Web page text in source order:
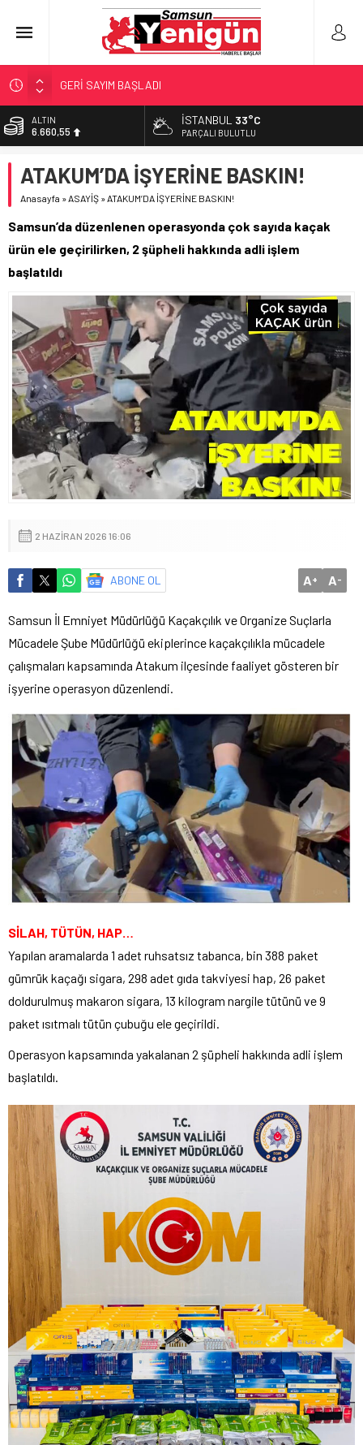
GERİ SAYIM BAŞLADI
SAMSUNSPOR’DA HEDEF 5’İNCİLİK!
‘BAFRA’YA YATIRIM YAPIN!’
YÖNETİCİ SEÇERKEN YAPILAN EN BÜYÜK HATALAR
BİST
13.779,39
47,7111
EURO
6.660,55
İSTANBUL 33°C
PARÇALI BULUTLU
ATAKUM’DA İŞYERİNE BASKIN!
Anasayfa »ASAYİŞ »ATAKUM’DA İŞYERİNE BASKIN!
Samsun’da düzenlenen operasyonda çok sayıda kaçak
ürün ele geçirilirken, 2 şüpheli hakkında adli işlem
başlatıldı
2 HAZIRAN 2026 16:06
ABONE OL A+ A-
Samsun İl Emniyet Müdürlüğü Kaçakçılık ve Organize Suçlarla
Mücadele Şube Müdürlüğü ekiplerince kaçakçılıkla mücadele
çalışmaları kapsamında Atakum ilçesinde faaliyet gösteren bir
işyerine operasyon düzenlendi.
SİLAH, TÜTÜN, HAP…
Yapılan aramalarda 1 adet ruhsatsız tabanca, bin 388 paket
gümrük kaçağı sigara, 298 adet gıda takviyesi hap, 26 paket
doldurulmuş makaron sigara, 13 kilogram nargile tütünü ve 9
paket ısıtmalı tütün çubuğu ele geçirildi.
Operasyon kapsamında yakalanan 2 şüpheli hakkında adli işlem
başlatıldı.